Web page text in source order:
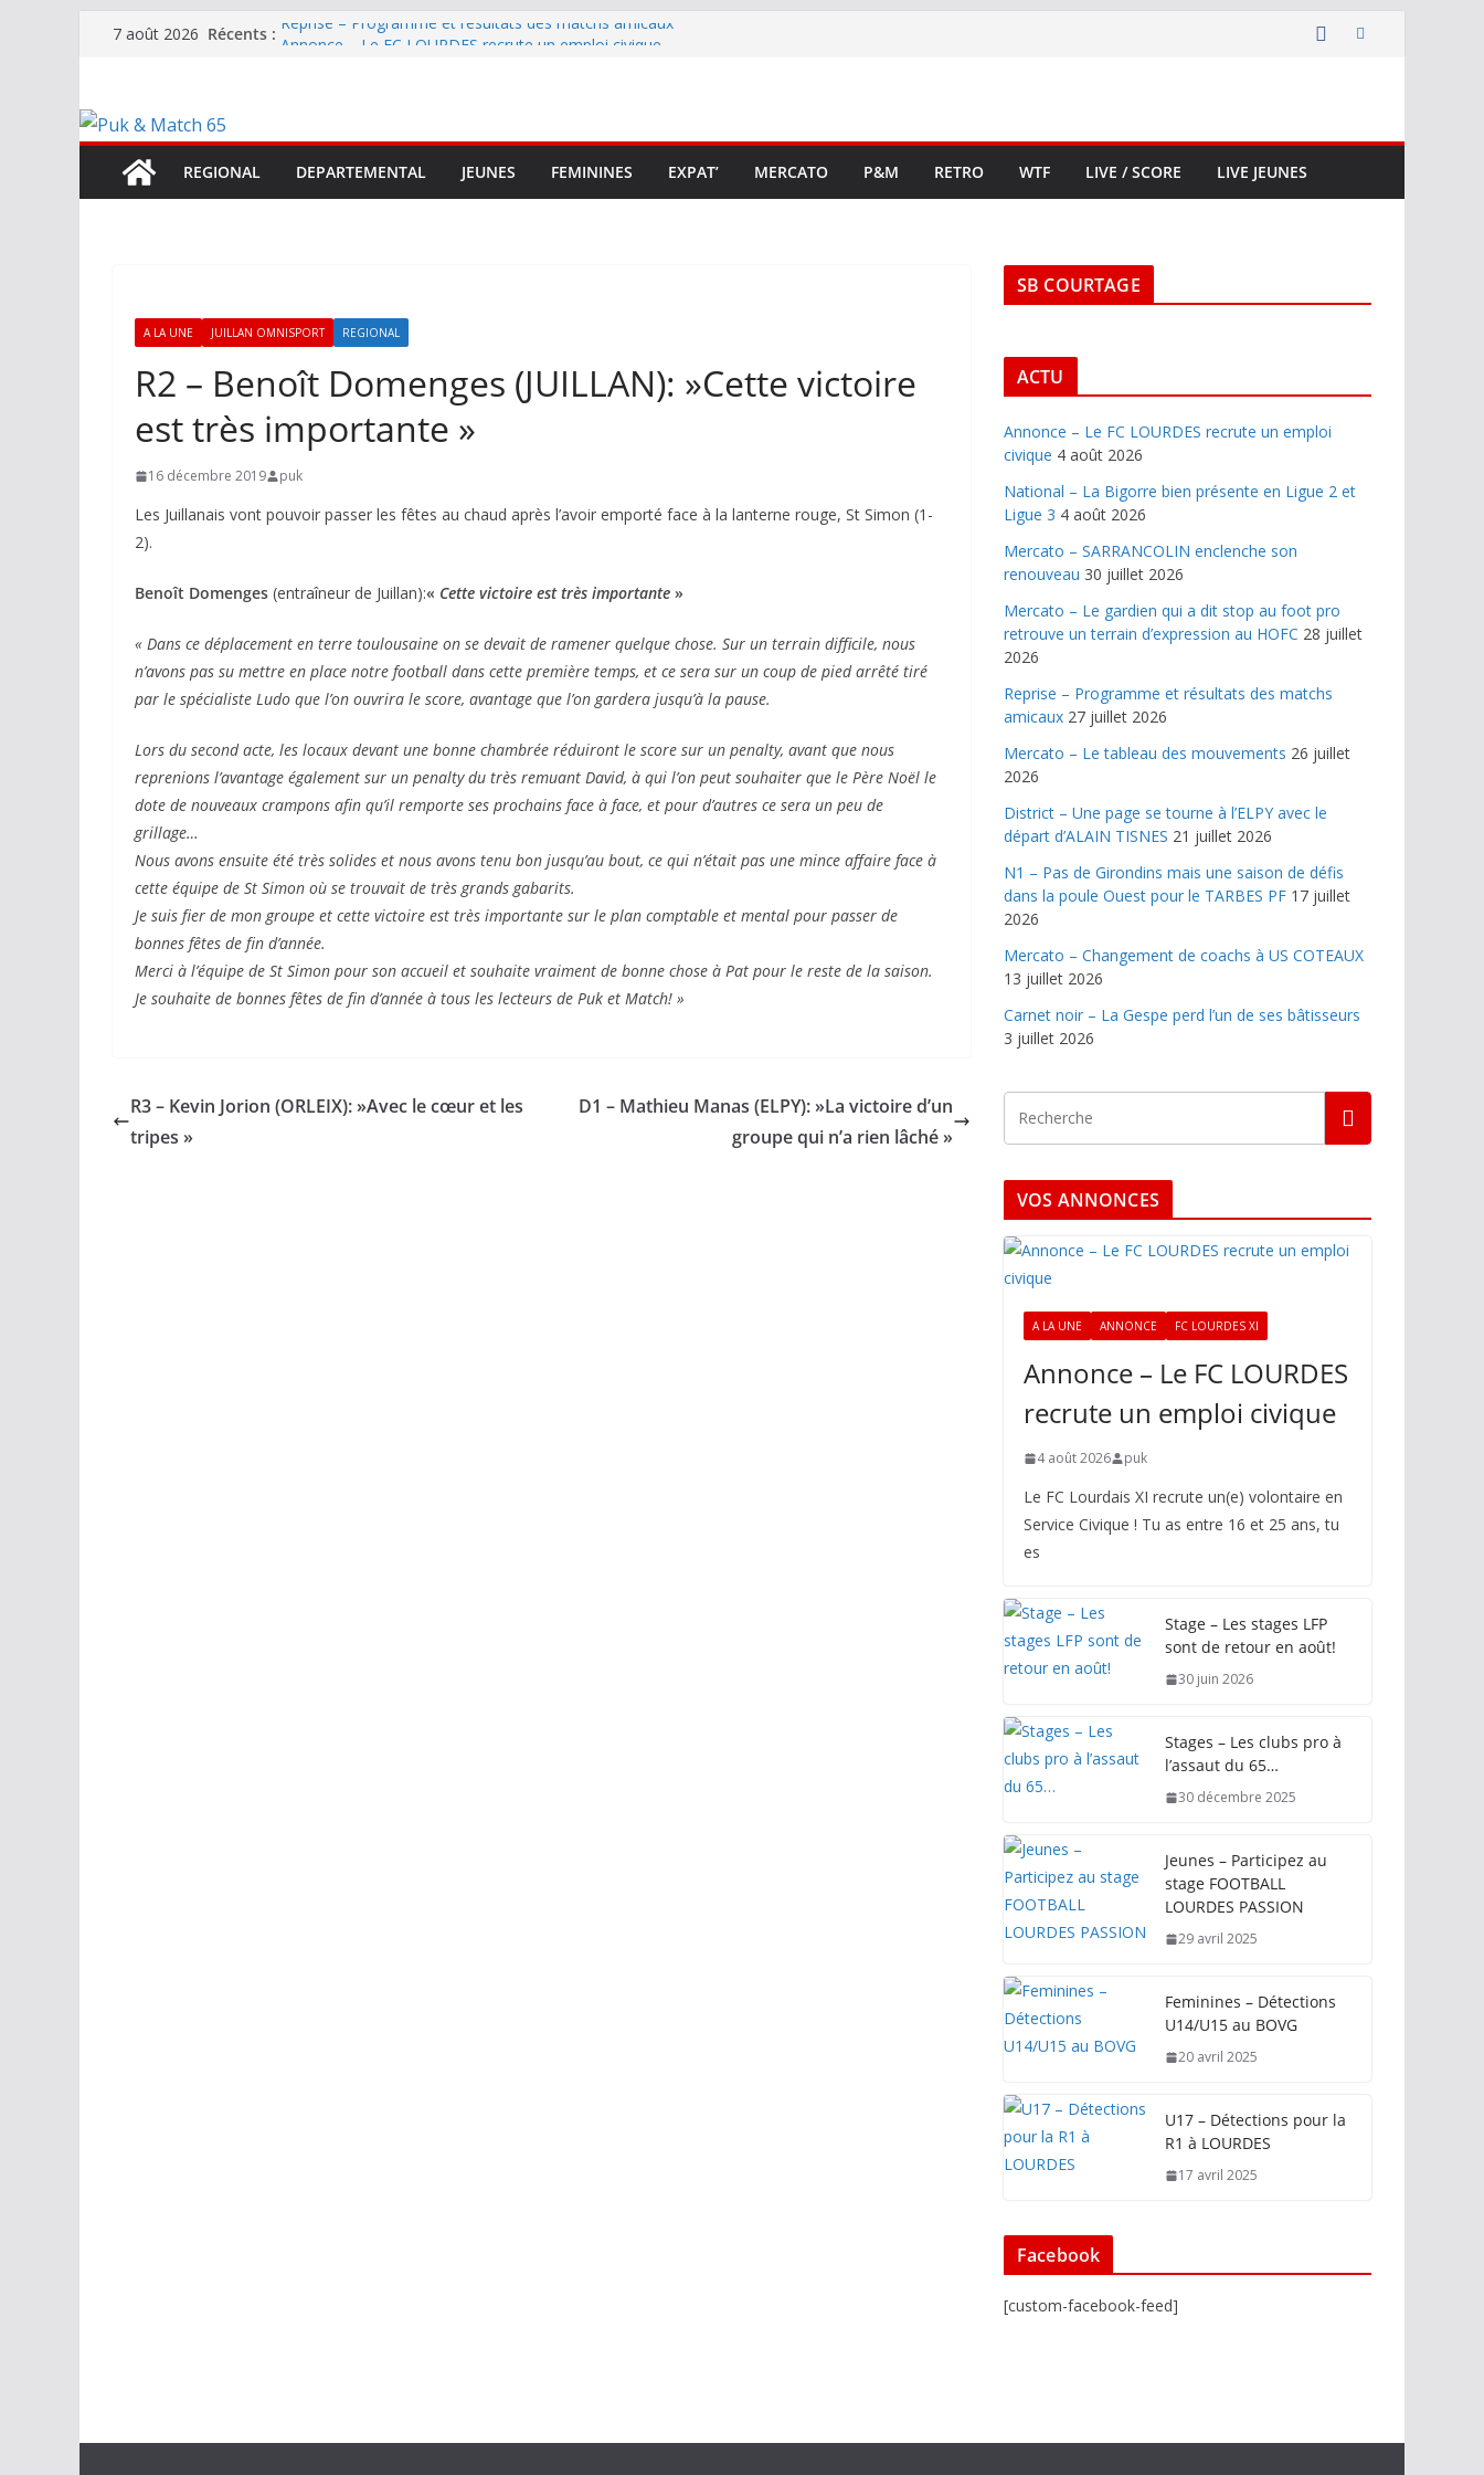
Passer7 août 2026 Récents : Reprise – Programme et résultats des matchs amicaux
terrain d’expression au HOFC
REGIONAL
DEPARTEMENTAL JEUNES FEMININES EXPAT’ MERCATO P&M RETRO WTF LIVE / SCORE LIVE JEUNES
A LA UNE JUILLAN OMNISPORT REGIONAL
R2 – Benoît Domenges (JUILLAN): »Cette victoire
est très importante »
16 décembre 2019 puk
Les Juillanais vont pouvoir passer les fêtes au chaud après l’avoir emporté face à la lanterne rouge, St Simon (1-
2).
Benoît Domenges (entraîneur de Juillan):« Cette victoire est très importante »
« Dans ce déplacement en terre toulousaine on se devait de ramener quelque chose. Sur un terrain difficile, nous
n’avons pas su mettre en place notre football dans cette première temps, et ce sera sur un coup de pied arrêté tiré
par le spécialiste Ludo que l’on ouvrira le score, avantage que l’on gardera jusqu’à la pause.
Lors du second acte, les locaux devant une bonne chambrée réduiront le score sur un penalty, avant que nous
reprenions l’avantage également sur un penalty du très remuant David, à qui l’on peut souhaiter que le Père Noël le
dote de nouveaux crampons afin qu’il remporte ses prochains face à face, et pour d’autres ce sera un peu de
grillage…
Nous avons ensuite été très solides et nous avons tenu bon jusqu’au bout, ce qui n’était pas une mince affaire face à
cette équipe de St Simon où se trouvait de très grands gabarits.
Je suis fier de mon groupe et cette victoire est très importante sur le plan comptable et mental pour passer de
bonnes fêtes de fin d’année.
Merci à l’équipe de St Simon pour son accueil et souhaite vraiment de bonne chose à Pat pour le reste de la saison.
Je souhaite de bonnes fêtes de fin d’année à tous les lecteurs de Puk et Match! »
R3 – Kevin Jorion (ORLEIX): »Avec le cœur et les
tripes »
D1 – Mathieu Manas (ELPY): »La victoire d’un
groupe qui n’a rien lâché »
SB COURTAGE
ACTU
Annonce – Le FC LOURDES recrute un emploi
civique 4 août 2026
National – La Bigorre bien présente en Ligue 2 et
Ligue 3 4 août 2026
Mercato – SARRANCOLIN enclenche son
renouveau 30 juillet 2026
Mercato – Le gardien qui a dit stop au foot pro
retrouve un terrain d’expression au HOFC 28 juillet
2026
Reprise – Programme et résultats des matchs
amicaux 27 juillet 2026
Mercato – Le tableau des mouvements 26 juillet
2026
District – Une page se tourne à l’ELPY avec le
départ d’ALAIN TISNES 21 juillet 2026
N1 – Pas de Girondins mais une saison de défis
dans la poule Ouest pour le TARBES PF 17 juillet
2026
Mercato – Changement de coachs à US COTEAUX
13 juillet 2026
Carnet noir – La Gespe perd l’un de ses bâtisseurs
3 juillet 2026
VOS ANNONCES
A LA UNE ANNONCE FC LOURDES XI
Annonce – Le FC LOURDES
recrute un emploi civique
4 août 2026 puk
Le FC Lourdais XI recrute un(e) volontaire en
Service Civique ! Tu as entre 16 et 25 ans, tu
es
Stage – Les stages LFP
sont de retour en août!
30 juin 2026
Stages – Les clubs pro à
l’assaut du 65…
30 décembre 2025
Jeunes – Participez au
stage FOOTBALL
LOURDES PASSION
29 avril 2025
Feminines – Détections
U14/U15 au BOVG
20 avril 2025
U17 – Détections pour la
R1 à LOURDES
17 avril 2025
Facebook
[custom-facebook-feed]